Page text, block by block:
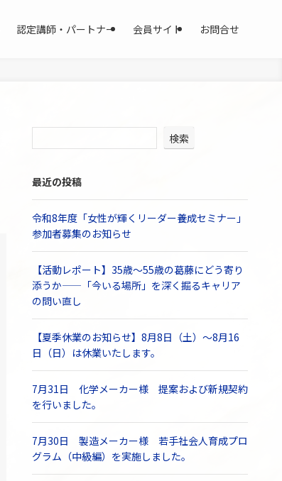
認定講師・パートナー 会員サイト お問合せ
検索
最近の投稿
令和8年度「女性が輝くリーダー養成セミナー」
参加者募集のお知らせ
【活動レポート】35歳〜55歳の葛藤にどう寄り
添うか——「今いる場所」を深く掘るキャリア
の問い直し
【夏季休業のお知らせ】8月8日（土）～8月16
日（日）は休業いたします。
7月31日 化学メーカー様 提案および新規契約
を行いました。
7月30日 製造メーカー様 若手社会人育成プロ
グラム（中級編）を実施しました。